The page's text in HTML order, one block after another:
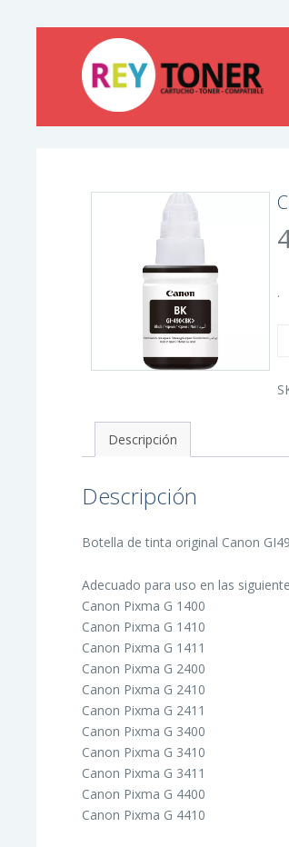
.
Descripción
Descripción
Botella de tinta original Canon
Adecuado para uso en las
Canon Pixma G 1400
Canon Pixma G 1410
Canon Pixma G 1411
Canon Pixma G 2400
Canon Pixma G 2410
Canon Pixma G 2411
Canon Pixma G 3400
Canon Pixma G 3410
Canon Pixma G 3411
Canon Pixma G 4400
Canon Pixma G 4410